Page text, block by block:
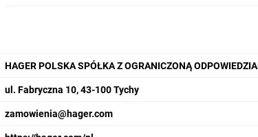
HAGER POLSKA SPÓŁKA Z OGRANICZONĄ
ul. Fabryczna 10, 43-100 Tychy
zamowienia@hager.com